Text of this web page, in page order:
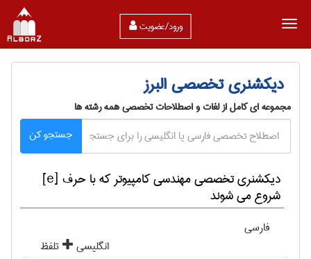
ورود/عضویت
دیکشنری تخصصی البرز
مجموعه ای کامل از لغات و اصطلاحات تخصصی همه رشته ها
جستجو کن
دیکشنری تخصصی مهندسی كامپيوتر که با حرف [e]
شروع می شوند
فارسی
انگلیسی
تلفظ